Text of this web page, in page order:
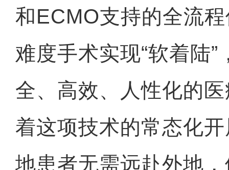
和ECMO支持的全流
难度手术实现“软着陆
全、高效、人性化的
着这项技术的常态化
地患者无需远赴外地